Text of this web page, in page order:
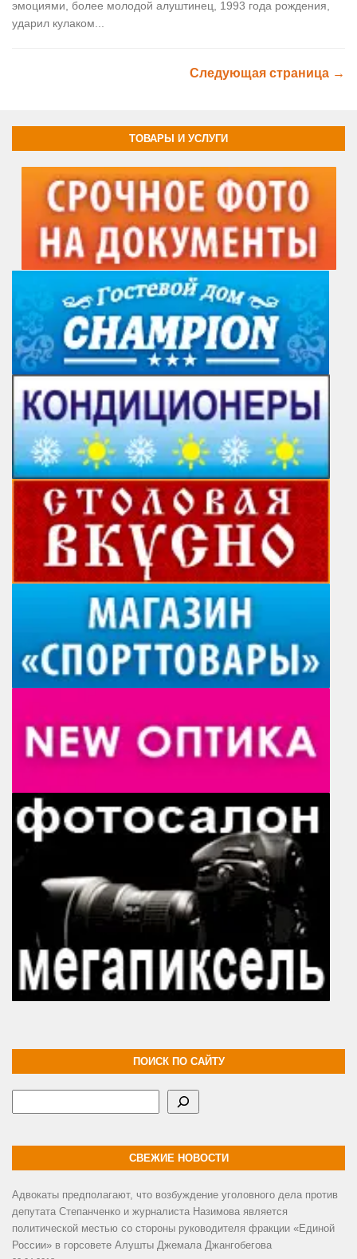
эмоциями, более молодой алуштинец, 1993 года рождения,
ударил кулаком...
Следующая страница →
ТОВАРЫ И УСЛУГИ
ПОИСК ПО САЙТУ
СВЕЖИЕ НОВОСТИ
Адвокаты предполагают, что возбуждение уголовного дела против
депутата Степанченко и журналиста Назимова является
политической местью со стороны руководителя фракции «Единой
России» в горсовете Алушты Джемала Джангобегова